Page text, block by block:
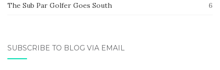
The Sub Par Golfer Goes South 6
SUBSCRIBE TO BLOG VIA EMAIL